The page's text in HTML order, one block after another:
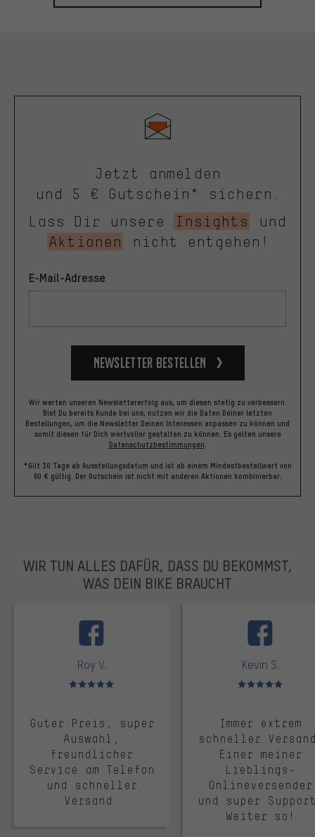
Jetzt anmelden
und 5 € Gutschein* sichern.
Lass Dir unsere
Insights
und
Aktionen
nicht entgehen!
E-Mail-Adresse
Newsletter bestellen
Wir werten unseren Newslettererfolg aus, um diesen stetig zu verbessern.
Bist Du bereits Kunde bei uns, nutzen wir die Daten Deiner letzten
Bestellungen, um die Newsletter Deinen Interessen anpassen zu können und
somit diesen für Dich wertvoller gestalten zu können. Es gelten unsere
Datenschutzbestimmungen.
*Gilt 30 Tage ab Ausstellungsdatum und ist ab einem Mindestbestellwert von
60 € gültig. Der Gutschein ist nicht mit anderen Aktionen kombinierbar.
WIR TUN ALLES DAFÜR, DASS DU BEKOMMST,
WAS DEIN BIKE BRAUCHT
Roy V.
Bewertungen: 5 von 5
Guter Preis, super
Auswahl,
freundlicher
Service am Telefon
und schneller
Versand.
Kevin S.
Bewertungen: 5 von 5
Immer extrem
schneller
Einer meiner
Lieblings-
Onlineversender
und super
Weiter so!